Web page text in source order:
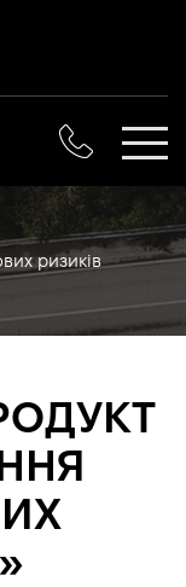
ризиків